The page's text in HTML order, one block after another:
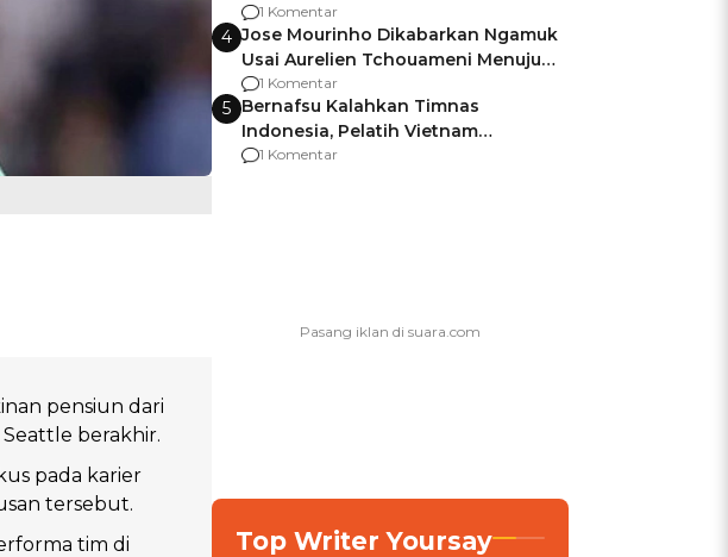
pensiun dari
berakhir.
pada karier
tersebut.
tim di
Kena hingga 75% PKB
1 Komentar
4 Jose Mourinho Dikabarkan Ngamuk
Usai Aurelien Tchouameni Menuju
Manchester United
1 Komentar
5 Bernafsu Kalahkan Timnas
Indonesia, Pelatih Vietnam
Berencana Pakai Jimat di Pakansari
1 Komentar
Top Writer Yoursay